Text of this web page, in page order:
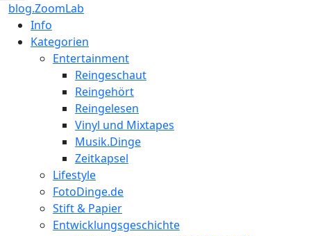
blog.ZoomLab
ZoomLab
//
Info
Kategorien
Entertainment
Reingeschaut
Reingehört
Reingelesen
Vinyl und Mixtapes
Musik.Dinge
Zeitkapsel
Lifestyle
FotoDinge.de
Stift & Papier
Entwicklungsgeschichte